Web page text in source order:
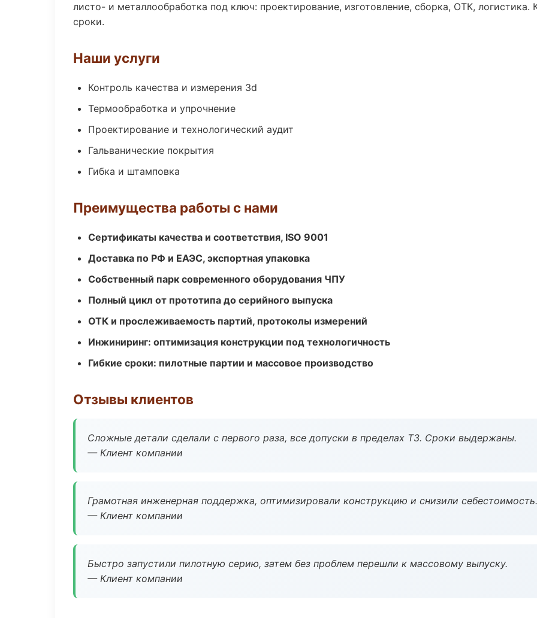
листо- и металлообработка под ключ: проектирование, изготовление, сборка, ОТК,
сроки.
Наши услуги
Контроль качества и измерения 3d
Термообработка и упрочнение
Проектирование и технологический аудит
Гальванические покрытия
Гибка и штамповка
Преимущества работы с нами
Сертификаты качества и соответствия, ISO 9001
Доставка по РФ и ЕАЭС, экспортная упаковка
Собственный парк современного оборудования ЧПУ
Полный цикл от прототипа до серийного выпуска
ОТК и прослеживаемость партий, протоколы измерений
Инжиниринг: оптимизация конструкции под технологичность
Гибкие сроки: пилотные партии и массовое производство
Отзывы клиентов
Сложные детали сделали с первого раза, все допуски в пределах ТЗ. Сроки выдержаны.
— Клиент компании
Грамотная инженерная поддержка, оптимизировали конструкцию и снизили себестоимость.
— Клиент компании
Быстро запустили пилотную серию, затем без проблем перешли к массовому выпуску.
— Клиент компании